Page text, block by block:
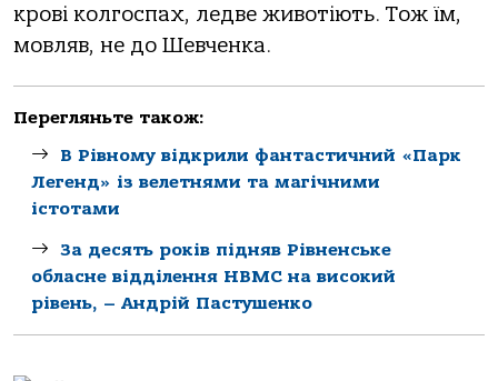
крові колгоспах, ледве животіють. Тож їм,
мовляв, не до Шевченка.
Перегляньте також:
В Рівному відкрили фантастичний «Парк
Легенд» із велетнями та магічними
істотами
За десять років підняв Рівненське
обласне відділення НВМС на високий
рівень, – Андрій Пастушенко